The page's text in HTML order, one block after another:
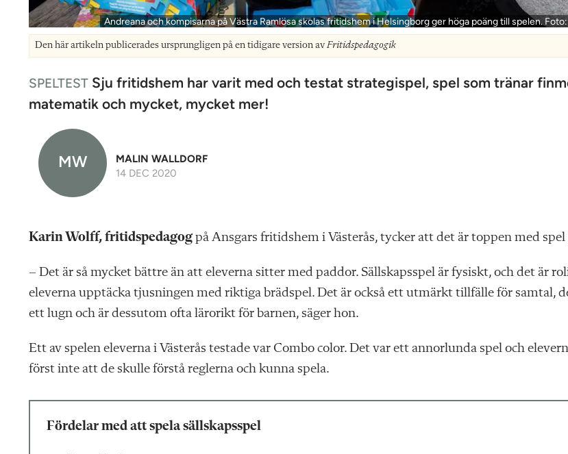
Andreana och kompisarna på Västra Ramlösa skolas fritidshem i Helsingborg ger höga poäng till spelen.
Den här artikeln publicerades ursprungligen på en tidigare version avFritidspedagogik
SPELTEST Sju fritidshem har varit med och testat strategispel, spel som tränar
matematik och mycket, mycket mer!
MW
MALIN WALLDORF
14 DEC 2020
Karin Wolff, fritidspedagog på Ansgars fritidshem i Västerås, tycker att det är toppen med
– Det är så mycket bättre än att eleverna sitter med paddor. Sällskapsspel är fysiskt, och det är
eleverna upptäcka tjusningen med riktiga brädspel. Det är också ett utmärkt tillfälle för samtal,
ett lugn och är dessutom ofta lärorikt för barnen, säger hon.
Ett av spelen eleverna i Västerås testade var Combo color. Det var ett annorlunda spel och
först inte att de skulle förstå reglerna och kunna spela.
Fördelar med att spela sällskapsspel